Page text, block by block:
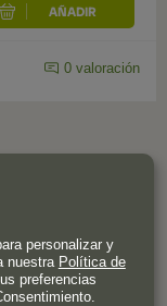
0 valoración
personalizar y
nuestra Política de
preferencias